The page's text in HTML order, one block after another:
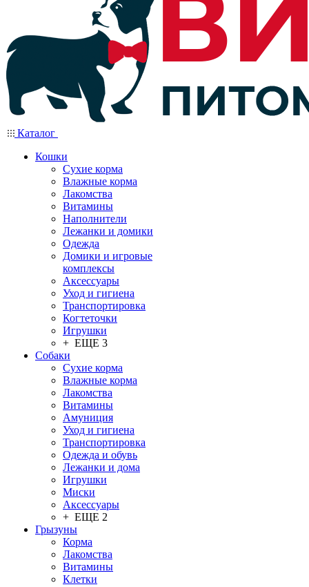
Каталог
Кошки
Сухие корма
Влажные корма
Лакомства
Витамины
Наполнители
Лежанки и домики
Одежда
Домики и игровые
комплексы
Аксессуары
Уход и гигиена
Транспортировка
Когтеточки
Игрушки
+ ЕЩЕ 3
Собаки
Сухие корма
Влажные корма
Лакомства
Витамины
Амуниция
Уход и гигиена
Транспортировка
Одежда и обувь
Лежанки и дома
Игрушки
Миски
Аксессуары
+ ЕЩЕ 2
Грызуны
Корма
Лакомства
Витамины
Клетки